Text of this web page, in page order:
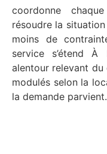
coordonne
résoudre la
moins de
service s’étend À
alentour relevant
modulés selon la
la demande parvient.